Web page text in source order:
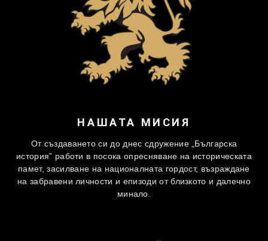
НАШАТА МИСИЯ
От създаването си до днес сдружение „Българска
история” работи в посока опресняване на историческата
памет, засилване на националната гордост, възраждане
на забравени личности и епизоди от близкото и далечно
минало.